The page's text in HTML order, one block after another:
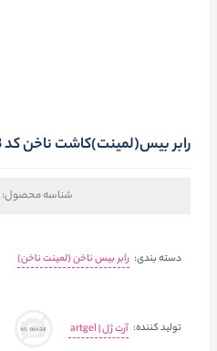
رابر بیس(لمینت)کاشت ناخن کد 18 آرت ژل Artgel
شناسه محصول:
دسته بندی: رابر بیس ناخن (لمینت ناخن)
تولید کننده: آرت ژل | artgel